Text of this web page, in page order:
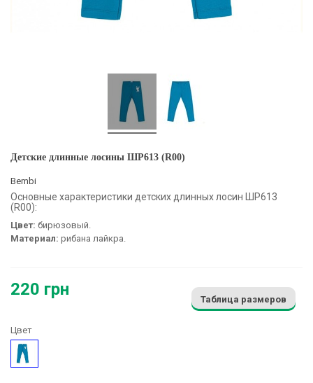
Детские длинные лосины ШР613 (R00)
Bembi
Основные характеристики детских длинных лосин ШР613
(R00):
Цвет: бирюзовый.
Материал: рибана лайкра.
220 грн
Таблица размеров
Цвет
Бирюзовый